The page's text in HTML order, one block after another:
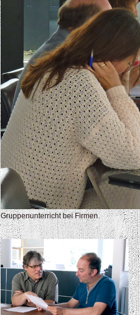
Gruppenunterricht bei Firmen.